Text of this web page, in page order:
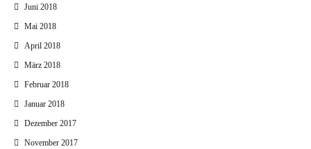
Juni 2018
Mai 2018
April 2018
März 2018
Februar 2018
Januar 2018
Dezember 2017
November 2017